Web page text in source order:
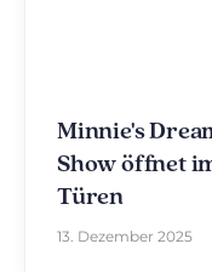
Minnie's
Show öffnet
Türen
13. Dezember 2025